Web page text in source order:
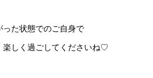
った状態でのご自身で
楽しく過ごしてくださいね♡